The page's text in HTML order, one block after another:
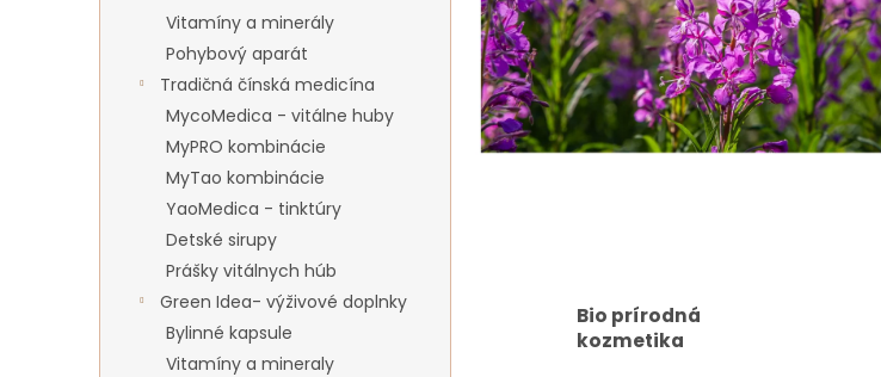
Vitamíny a minerály
Pohybový aparát
Tradičná čínská medicína
MycoMedica - vitálne huby
MyPRO kombinácie
MyTao kombinácie
YaoMedica - tinktúry
Detské sirupy
Prášky vitálnych húb
Green Idea- výživové doplnky
Bylinné kapsule
Vitamíny a mineraly
Bio prírodná
kozmetika